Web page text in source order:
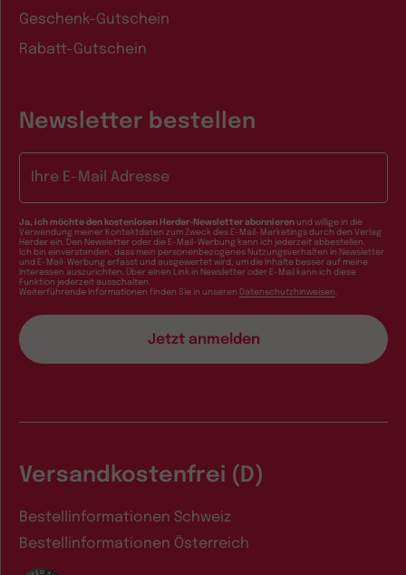
Geschenk-Gutschein
Rabatt-Gutschein
Newsletter bestellen
Ja, ich möchte den kostenlosen Herder-Newsletter abonnieren und willige in die
Verwendung meiner Kontaktdaten zum Zweck des E-Mail-Marketings durch den Verlag
Herder ein. Den Newsletter oder die E-Mail-Werbung kann ich jederzeit abbestellen.
Ich bin einverstanden, dass mein personenbezogenes Nutzungsverhalten in Newsletter
und E-Mail-Werbung erfasst und ausgewertet wird, um die Inhalte besser auf meine
Interessen auszurichten. Über einen Link in Newsletter oder E-Mail kann ich diese
Funktion jederzeit ausschalten.
Weiterführende Informationen finden Sie in unseren Datenschutzhinweisen
Versandkostenfrei (D)
Bestellinformationen Schweiz
Bestellinformationen Österreich